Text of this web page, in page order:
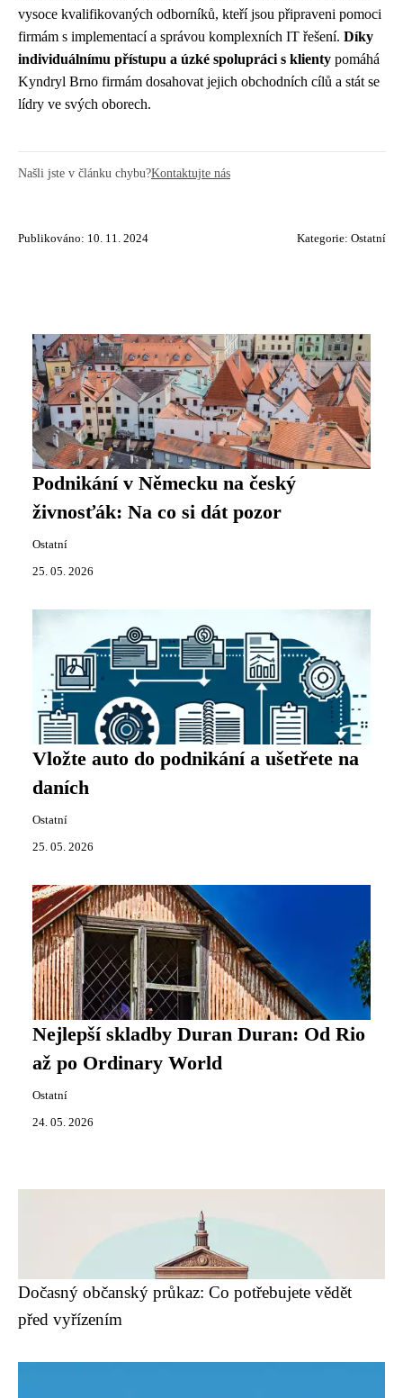
vysoce kvalifikovaných odborníků, kteří jsou připraveni pomoci
firmám s implementací a správou komplexních IT řešení. Díky
individuálnímu přístupu a úzké spolupráci s klienty pomáhá
Kyndryl Brno firmám dosahovat jejich obchodních cílů a stát se
lídry ve svých oborech.
Našli jste v článku chybu?Kontaktujte nás
Publikováno: 10. 11. 2024 Kategorie: Ostatní
Podnikání v Německu na český
živnosťák: Na co si dát pozor
Ostatní
25. 05. 2026
Vložte auto do podnikání a ušetřete na
daních
Ostatní
25. 05. 2026
Nejlepší skladby Duran Duran: Od Rio
až po Ordinary World
Ostatní
24. 05. 2026
Dočasný občanský průkaz: Co potřebujete vědět
před vyřízením